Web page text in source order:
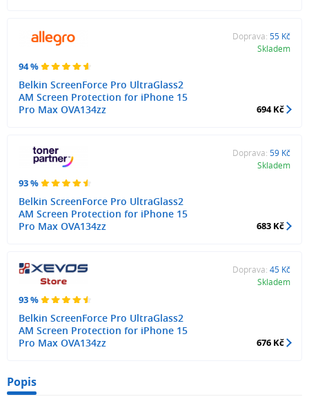
94 %
Belkin ScreenForce Pro UltraGlass2
AM Screen Protection for iPhone 15
Pro Max OVA134zz
Doprava: 55 Kč
Skladem
694 Kč
93 %
Belkin ScreenForce Pro UltraGlass2
AM Screen Protection for iPhone 15
Pro Max OVA134zz
Doprava: 59 Kč
Skladem
683 Kč
93 %
Belkin ScreenForce Pro UltraGlass2
AM Screen Protection for iPhone 15
Pro Max OVA134zz
Doprava: 45 Kč
Skladem
676 Kč
Popis